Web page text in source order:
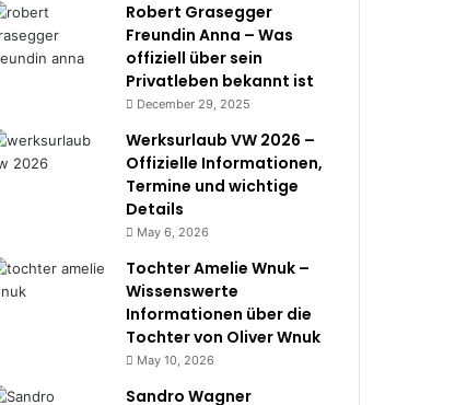
Robert Grasegger
Freundin Anna – Was
offiziell über sein
Privatleben bekannt ist
December 29, 2025
Werksurlaub VW 2026 –
Offizielle Informationen,
Termine und wichtige
Details
May 6, 2026
Tochter Amelie Wnuk –
Wissenswerte
Informationen über die
Tochter von Oliver Wnuk
May 10, 2026
Sandro Wagner